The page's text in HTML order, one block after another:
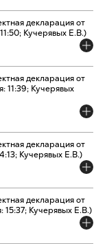
декларация от
Кучерявых Е.В.)
декларация от
11:39; Кучерявых
декларация от
Кучерявых Е.В.)
декларация от
Кучерявых Е.В.)